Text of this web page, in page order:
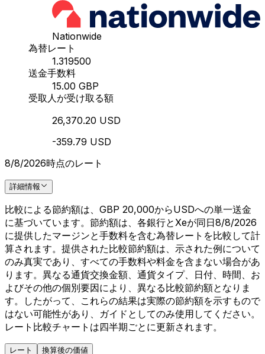
Nationwide
為替レート
1.319500
送金手数料
15.00 GBP
受取人が受け取る額
26,370.20 USD
-359.79 USD
8/8/2026時点のレート
詳細情報
比較による節約額は、GBP 20,000からUSDへの単一送金
に基づいています。節約額は、各銀行とXeが同日8/8/2026
に提供したマージンと手数料を含む為替レートを比較して計
算されます。提供された比較節約額は、示された例について
のみ真実であり、すべての手数料や料金を含まない場合があ
ります。異なる通貨交換金額、通貨タイプ、日付、時間、お
よびその他の個別要因により、異なる比較節約額となりま
す。したがって、これらの結果は実際の節約額を示すもので
はない可能性があり、ガイドとしてのみ使用してください。
レート比較チャートは四半期ごとに更新されます。
レート 換算後の価値